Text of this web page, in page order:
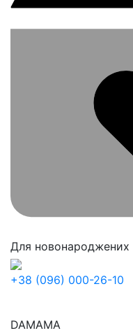
Для новонароджених
+38 (096) 000-26-10
DAMAMA